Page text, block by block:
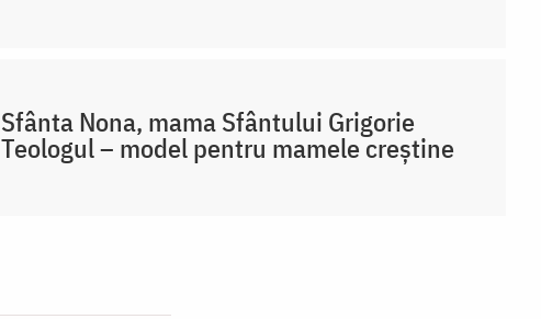
Sfânta Nona, mama Sfântului Grigorie
Teologul – model pentru mamele creștine